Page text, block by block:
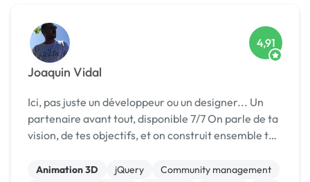
Joaquin Vidal
4,91
Ici, pas juste un développeur ou un designer... Un
partenaire avant tout, disponible 7/7 On parle de ta
vision, de tes objectifs, et on construit ensemble ton
Animation 3D jQuery
Community management